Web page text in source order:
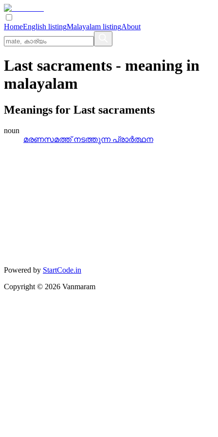
HomeEnglish listingMalayalam listingAbout
Last sacraments - meaning in
malayalam
Meanings for Last sacraments
noun
മരണസമത്ത്‌ നടത്തുന്ന പ്രാര്‍ത്ഥന
Powered by StartCode.in
Copyright © 2026 Vanmaram